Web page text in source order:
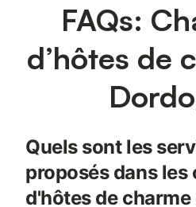
FAQs:
d’hôtes de
Quels sont les
proposés dans les
d'hôtes de charme